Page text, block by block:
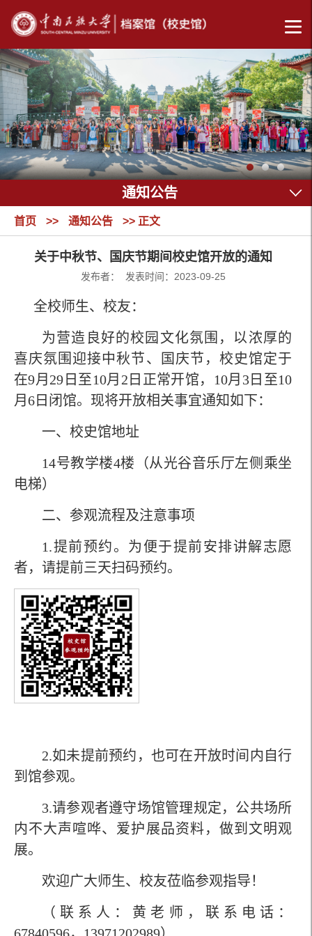
通知公告
首页 >> 通知公告 >> 正文
关于中秋节、国庆节期间校史馆开放的通知
发布者： 发表时间：2023-09-25
全校师生、校友：
为营造良好的校园文化氛围，以浓厚的
喜庆氛围迎接中秋节、国庆节，校史馆定于
在9月 29 日至10月 2 日正常开馆， 10月 3日至10
月 6 日闭馆。现将开放相关事宜通知如下：
一、校史馆地址
14号教学楼4楼（从光谷音乐厅左侧乘坐
电梯）
二、参观流程及注意事项
1.提前预约。为便于提前安排讲解志愿
者，请提前三天扫码预约。
2.如未提前预约，也可在开放时间内自行
到馆参观。
3.请参观者遵守场馆管理规定，公共场所
内不大声喧哗、爱护展品资料，做到文明观
展。
欢迎广大师生、校友莅临参观指导！
（联系人：黄老师，联系电话：